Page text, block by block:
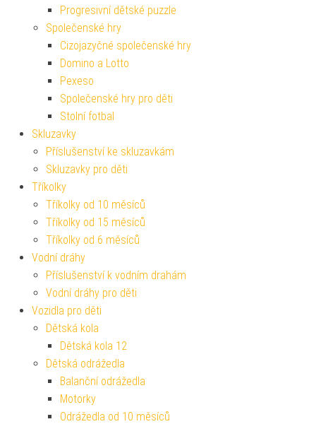
Progresivní dětské puzzle
Společenské hry
Cizojazyčné společenské hry
Domino a Lotto
Pexeso
Společenské hry pro děti
Stolní fotbal
Skluzavky
Příslušenství ke skluzavkám
Skluzavky pro děti
Tříkolky
Tříkolky od 10 měsíců
Tříkolky od 15 měsíců
Tříkolky od 6 měsíců
Vodní dráhy
Příslušenství k vodním drahám
Vodní dráhy pro děti
Vozidla pro děti
Dětská kola
Dětská kola 12
Dětská odrážedla
Balanční odrážedla
Motorky
Odrážedla od 10 měsíců